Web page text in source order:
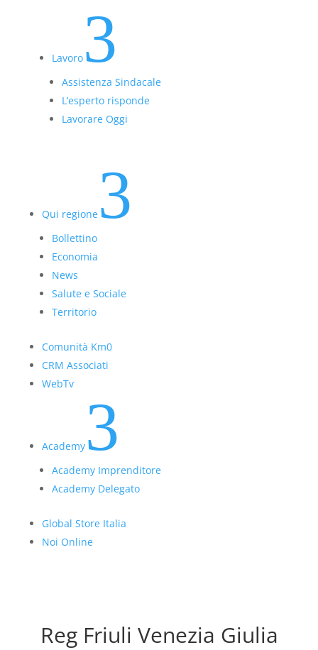
Lavoro3
Assistenza Sindacale
L’esperto risponde
Lavorare Oggi
Qui regione3
Bollettino
Economia
News
Salute e Sociale
Territorio
Comunità Km0
CRM Associati
WebTv
Academy3
Academy Imprenditore
Academy Delegato
Global Store Italia
Noi Online
Reg Friuli Venezia Giulia